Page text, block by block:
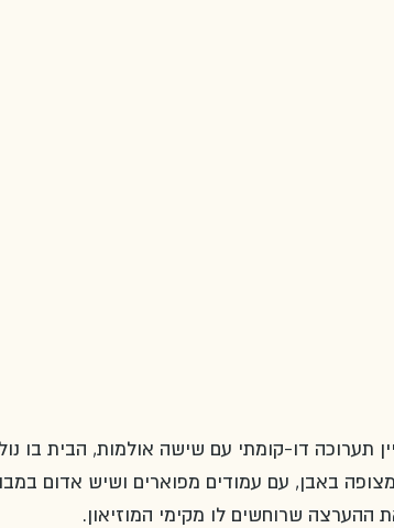
בשנת 1957, מורכב מבניין תערוכה דו-קומתי עם שישה אולמות, הבית בו
מצופה באבן, עם עמודים מפוארים ושיש אדום
שרוחשים לו מקימי המוזיאון.